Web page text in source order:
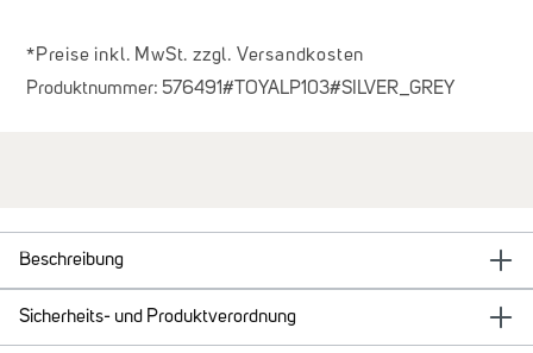
*Preise inkl. MwSt. zzgl. Versandkosten
Produktnummer: 576491#TOYALP103#SILVER_GREY
Beschreibung
Sicherheits- und Produktverordnung